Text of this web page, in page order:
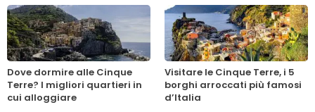
Dove dormire alle Cinque
Terre? I migliori quartieri in
cui alloggiare
Visitare le Cinque Terre, i 5
borghi arroccati più famosi
d’Italia